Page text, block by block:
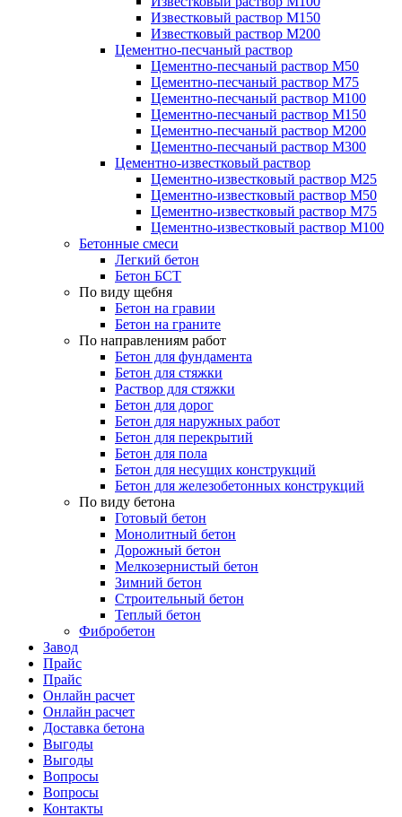
Известковый раствор М150
Известковый раствор М200
Цементно-песчаный раствор
Цементно-песчаный раствор М50
Цементно-песчаный раствор М75
Цементно-песчаный раствор М100
Цементно-песчаный раствор М150
Цементно-песчаный раствор М200
Цементно-песчаный раствор М300
Цементно-известковый раствор
Цементно-известковый раствор М25
Цементно-известковый раствор М50
Цементно-известковый раствор М75
Цементно-известковый раствор М100
Бетонные смеси
Легкий бетон
Бетон БСТ
По виду щебня
Бетон на гравии
Бетон на граните
По направлениям работ
Бетон для фундамента
Бетон для стяжки
Раствор для стяжки
Бетон для дорог
Бетон для наружных работ
Бетон для перекрытий
Бетон для пола
Бетон для несущих конструкций
Бетон для железобетонных конструкций
По виду бетона
Готовый бетон
Монолитный бетон
Дорожный бетон
Мелкозернистый бетон
Зимний бетон
Строительный бетон
Теплый бетон
Фибробетон
Завод
Прайс
Прайс
Онлайн расчет
Онлайн расчет
Доставка бетона
Выгоды
Выгоды
Вопросы
Вопросы
Контакты